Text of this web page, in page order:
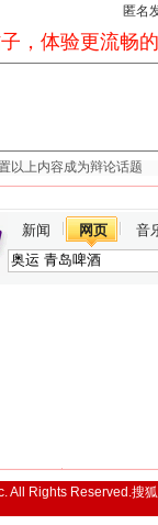
匿名
，体验更流畅
新闻 网页 音
All Rights Reserved.搜